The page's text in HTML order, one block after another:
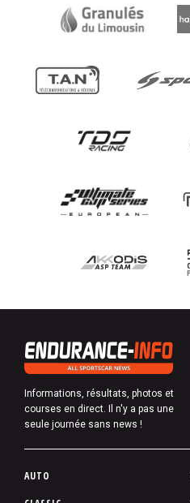
Informations, résultats, photos et
courses en direct. Il n'y a pas une
seule journée sans news !
P
AUTO